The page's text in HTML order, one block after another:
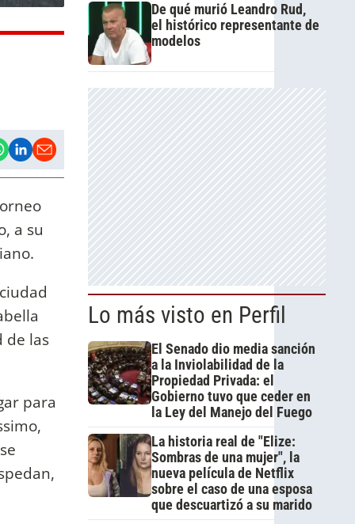
a su
de las
para
De qué murió Leandro Rud,
el histórico representante de
modelos
Lo más visto en Perfil
El Senado dio media sanción
a la Inviolabilidad de la
Propiedad Privada: el
Gobierno tuvo que ceder en
la Ley del Manejo del Fuego
La historia real de "Elize:
Sombras de una mujer", la
nueva película de Netflix
sobre el caso de una esposa
que descuartizó a su marido